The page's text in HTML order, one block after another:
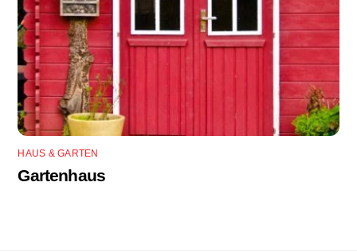
HAUS & GARTEN
Gartenhaus